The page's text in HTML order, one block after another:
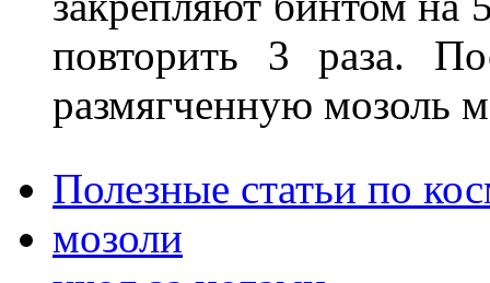
повторить 3 раза.
размягченную мозоль
Полезные статьи по
мозоли